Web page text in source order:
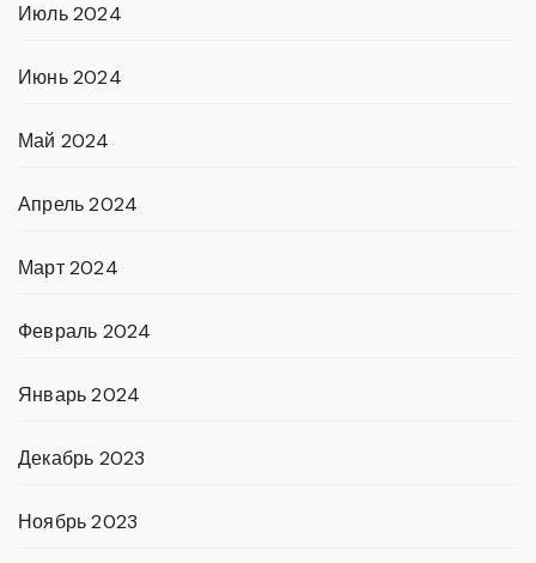
Июль 2024
Июнь 2024
Май 2024
Апрель 2024
Март 2024
Февраль 2024
Январь 2024
Декабрь 2023
Ноябрь 2023